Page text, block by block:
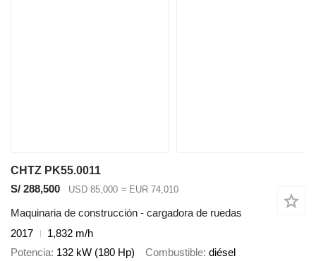
CHTZ PK55.0011
S/ 288,500
USD 85,000 ≈ EUR 74,010
Maquinaria de construcción - cargadora de ruedas
2017
1,832 m/h
Potencia 132 kW (180 Hp) Combustible diésel